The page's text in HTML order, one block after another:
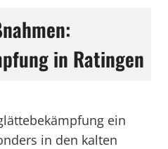
in Ratingen
ein
in den kalten